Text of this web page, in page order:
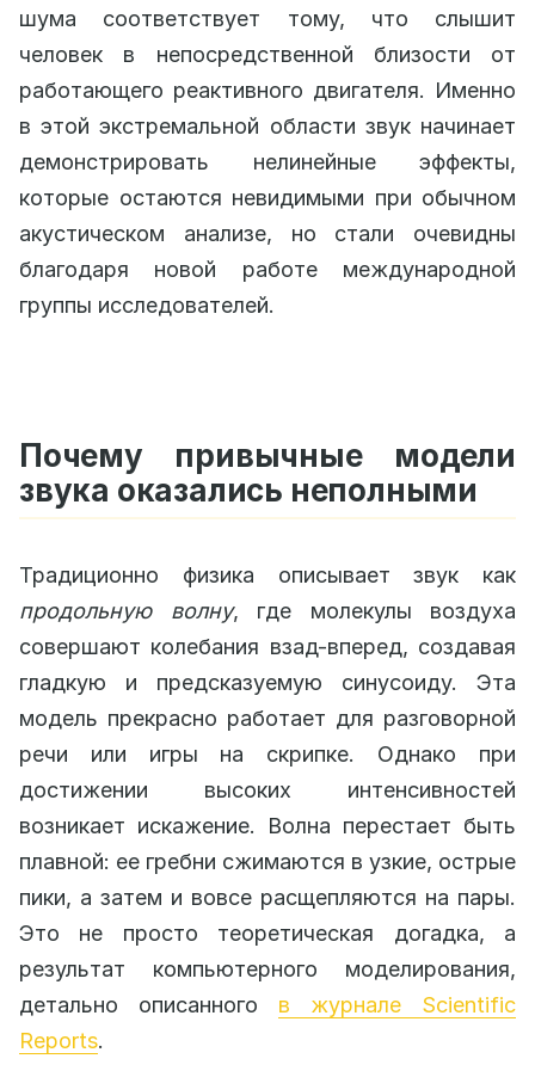
шума соответствует тому, что слышит
человек в непосредственной близости от
работающего реактивного двигателя. Именно
в этой экстремальной области звук начинает
демонстрировать нелинейные эффекты,
которые остаются невидимыми при обычном
акустическом анализе, но стали очевидны
благодаря новой работе международной
группы исследователей.
Почему привычные модели
звука оказались неполными
Традиционно физика описывает звук как
продольную волну, где молекулы воздуха
совершают колебания взад-вперед, создавая
гладкую и предсказуемую синусоиду. Эта
модель прекрасно работает для разговорной
речи или игры на скрипке. Однако при
достижении высоких интенсивностей
возникает искажение. Волна перестает быть
плавной: ее гребни сжимаются в узкие, острые
пики, а затем и вовсе расщепляются на пары.
Это не просто теоретическая догадка, а
результат компьютерного моделирования,
детально описанного в журнале Scientific
Reports.